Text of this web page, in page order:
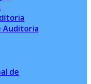
Auditoria
de